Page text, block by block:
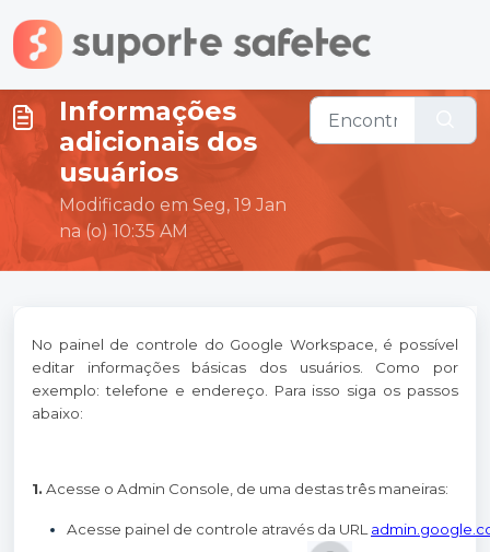
Ir para o conteúdo principal
Informações
adicionais dos
usuários
Modificado em Seg, 19 Jan
na (o) 10:35 AM
No painel de controle do Google Workspace, é possível
editar informações básicas dos usuários. Como por
exemplo: telefone e endereço. Para isso siga os passos
abaixo:
1. Acesse o Admin Console, de uma destas três maneiras:
Acesse painel de controle através da URL